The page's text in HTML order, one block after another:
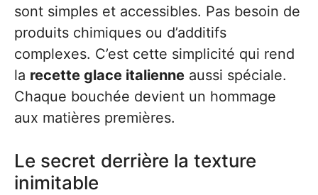
sont simples et accessibles. Pas besoin de
produits chimiques ou d’additifs
complexes. C’est cette simplicité qui rend
la recette glace italienne aussi spéciale.
Chaque bouchée devient un hommage
aux matières premières.
Le secret derrière la texture
inimitable